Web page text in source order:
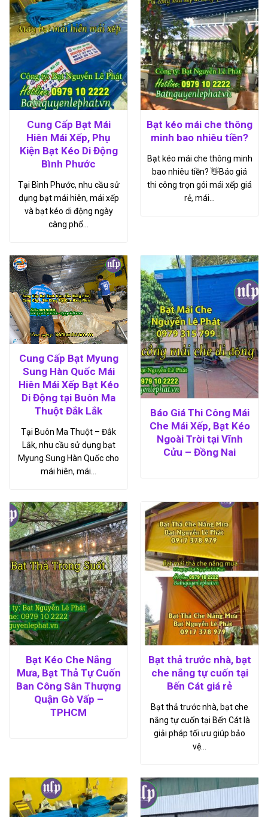
Cung Cấp Bạt Mái
Hiên Mái Xếp, Phụ
Kiện Bạt Kéo Di Động
Bình Phước
Tại Bình Phước, nhu cầu sử
dụng bạt mái hiên, mái xếp
và bạt kéo di động ngày
càng phổ…
Bạt kéo mái che thông
minh bao nhiêu tiền?
Bạt kéo mái che thông minh
bao nhiêu tiền? 👋Báo giá
thi công trọn gói mái xếp giá
rẻ, mái…
Cung Cấp Bạt Myung
Sung Hàn Quốc Mái
Hiên Mái Xếp Bạt Kéo
Di Động tại Buôn Ma
Thuột Đắk Lắk
Tại Buôn Ma Thuột – Đắk
Lắk, nhu cầu sử dụng bạt
Myung Sung Hàn Quốc cho
mái hiên, mái…
Báo Giá Thi Công Mái
Che Mái Xếp, Bạt Kéo
Ngoài Trời tại Vĩnh
Cửu – Đồng Nai
Bạt Kéo Che Nắng
Mưa, Bạt Thả Tự Cuốn
Ban Công Sân Thượng
Quận Gò Vấp –
TPHCM
Bạt thả trước nhà, bạt
che nắng tự cuốn tại
Bến Cát giá rẻ
Bạt thả trước nhà, bạt che
nắng tự cuốn tại Bến Cát là
giải pháp tối ưu giúp bảo
vệ…